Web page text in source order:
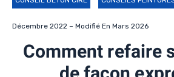
Décembre 2022 – Modifié En Mars 2026
Comment refaire